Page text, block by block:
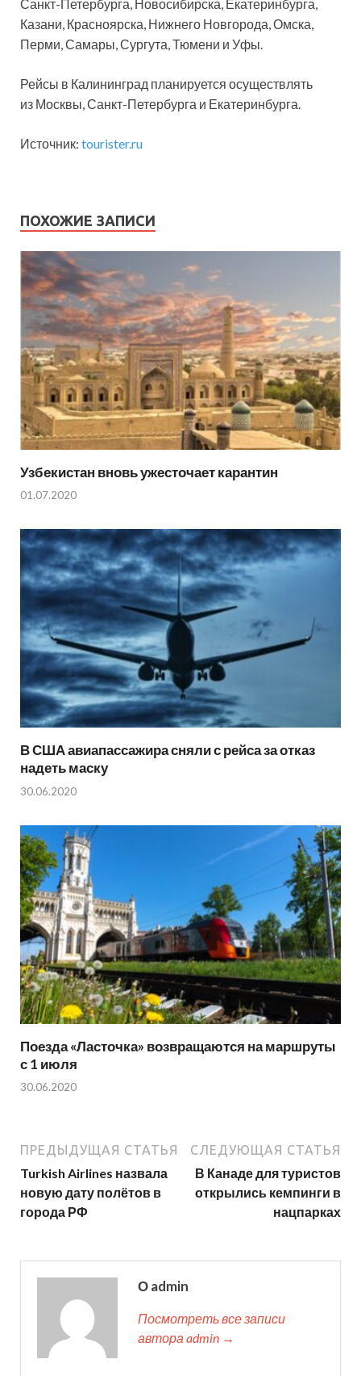
Санкт-Петербурга, Новосибирска, Екатеринбурга,
Казани, Красноярска, Нижнего Новгорода, Омска,
Перми, Самары, Сургута, Тюмени и Уфы.
Рейсы в Калининград планируется осуществлять
из Москвы, Санкт-Петербурга и Екатеринбурга.
Источник: tourister.ru
ПОХОЖИЕ ЗАПИСИ
Узбекистан вновь ужесточает карантин
01.07.2020
В США авиапассажира сняли с рейса за отказ
надеть маску
30.06.2020
Поезда «Ласточка» возвращаются на маршруты
с 1 июля
30.06.2020
ПРЕДЫДУЩАЯ СТАТЬЯ
Turkish Airlines назвала
новую дату полётов в
города РФ
СЛЕДУЮЩАЯ СТАТЬЯ
В Канаде для туристов
открылись кемпинги в
нацпарках
О admin
Посмотреть все записи
автора admin →